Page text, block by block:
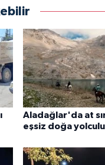
Aladağlar'da at
eşsiz doğa